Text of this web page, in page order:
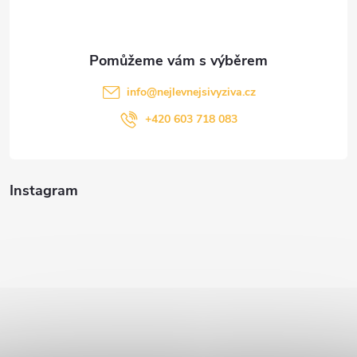
Instagram
info@nejlevnejsivyziva.cz
+420 603 718 083